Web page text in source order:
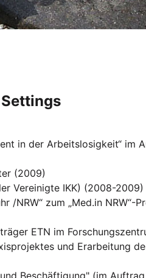
in der Arbeitslosigkeit“ im
(2009)
Vereinigte IKK) (2008-2009)
NRW“ zum „Med.in NRW“-
ETN im
und Erarbeitung
Beschäftigung" (im